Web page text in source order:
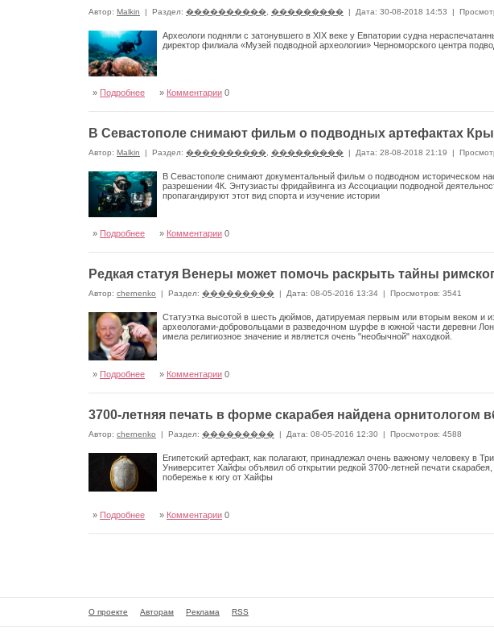
Автор: Malkin | Раздел: ���������� ��������� | Дата: 30-08-2018 14:53 |
Археологи подняли с затонувшего в XIX веке у Евпатории судна
директор филиала «Музей подводной археологии» Черноморского центра
» Подробнее » Комментарии 0
В Севастополе снимают фильм о подводных артефактах
Автор: Malkin | Раздел: ���������� ��������� | Дата: 28-08-2018 21:19 |
В Севастополе снимают документальный фильм о подводном историческом
разрешении 4К. Энтузиасты фридайвинга из Ассоциации подводной
пропагандируют этот вид спорта и изучение истории
» Подробнее » Комментарии 0
Редкая статуя Венеры может помочь раскрыть тайны
Автор: chernenko | Раздел: ��������� | Дата: 08-05-2016 13:34 | Просмотров: 3541
Статуэтка высотой в шесть дюймов, датируемая первым или вторым веком и
археологами-добровольцами в разведочном шурфе в южной части деревни
имела религиозное значение и является очень "необычной" находкой.
» Подробнее » Комментарии 0
3700-летняя печать в форме скарабея найдена орнитологом
Автор: chernenko | Раздел: ��������� | Дата: 08-05-2016 12:30 | Просмотров: 4588
Египетский артефакт, как полагают, принадлежал очень важному человеку в
Университет Хайфы объявил об открытии редкой 3700-летней печати
побережье к югу от Хайфы
» Подробнее » Комментарии 0
О проекте Авторам Реклама RSS